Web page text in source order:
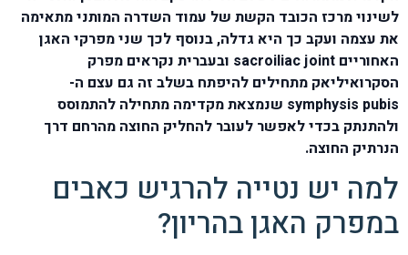
לשינוי מרכז הכובד הקשת של עמוד השדרה המותני מתאימה
את עצמה ועקב כך היא גדלה, בנוסף לכך שני מפרקי האגן
האחוריים sacroiliac joint ובעברית נקראים מפרק
הסקרואיליאק מתחילים להיפתח בשלב זה גם עצם ה-
symphysis pubis שנמצאת מקדימה מתחילה להתמוסס
ולהתנתק בכדי לאפשר לעובר להחליק החוצה מהרחם דרך
הנרתיק החוצה.
למה יש נטייה להרגיש כאבים
במפרק האגן בהריון?